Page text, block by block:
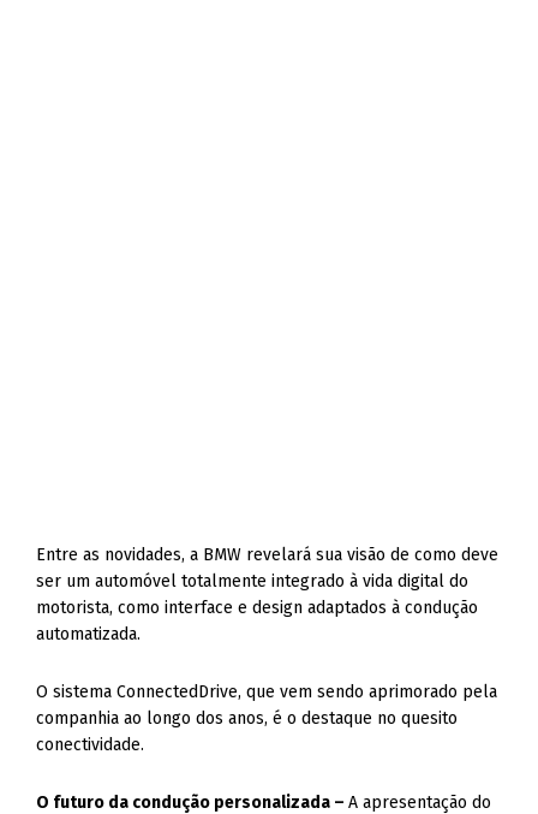
Entre as novidades, a BMW revelará sua visão de como deve
ser um automóvel totalmente integrado à vida digital do
motorista, como interface e design adaptados à condução
automatizada.
O sistema ConnectedDrive, que vem sendo aprimorado pela
companhia ao longo dos anos, é o destaque no quesito
conectividade.
O futuro da condução personalizada –A apresentação do